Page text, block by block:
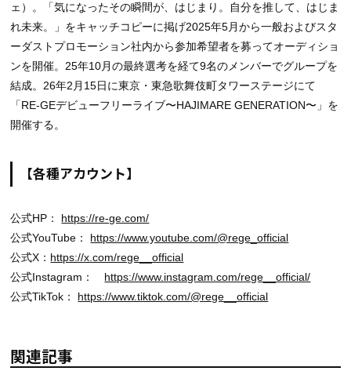
ェ）。「気になったその瞬間が、はじまり。自分を推して、はじま
れ未来。」をキャッチコピーに掲げ2025年5月から一般およびスタ
ーダストプロモーション社内から参加希望者を募ってオーディショ
ンを開催。25年10月の最終選考を経て9名のメンバーでグループを
結成。26年2月15日に東京・東急歌舞伎町タワーステージにて
「RE-GEデビューフリーライブ〜HAJIMARE GENERATION〜」を
開催する。
【各種アカウント】
公式HP： https://re-ge.com/
公式YouTube： https://www.youtube.com/@rege_official
公式X： https://x.com/rege__official
公式Instagram： https://www.instagram.com/rege__official/
公式TikTok： https://www.tiktok.com/@rege__official
関連記事